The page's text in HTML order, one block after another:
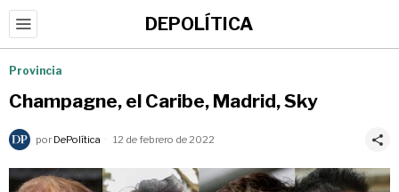
DEPOLÍTICA
Provincia
Champagne, el Caribe, Madrid, Sky
por DePolítica 12 de febrero de 2022